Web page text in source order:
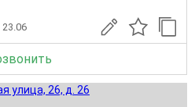
23.06